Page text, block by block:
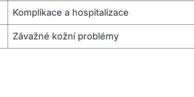
Komplikace a hospitalizace
Závažné kožní problémy